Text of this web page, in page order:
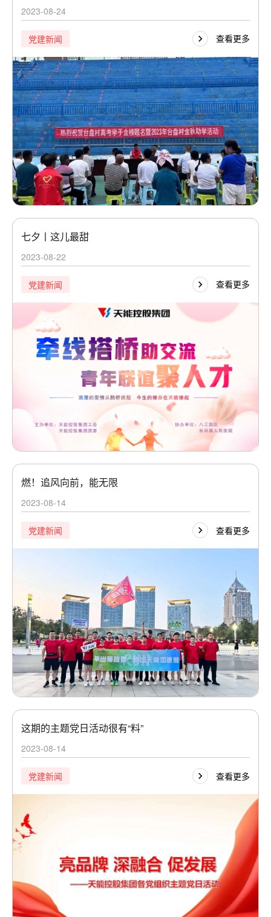
2023-08-24
党建新闻 查看更多
七夕丨这儿最甜
2023-08-22
党建新闻 查看更多
燃！追风向前，能无限
2023-08-14
党建新闻 查看更多
这期的主题党日活动很有“料”
2023-08-14
党建新闻 查看更多